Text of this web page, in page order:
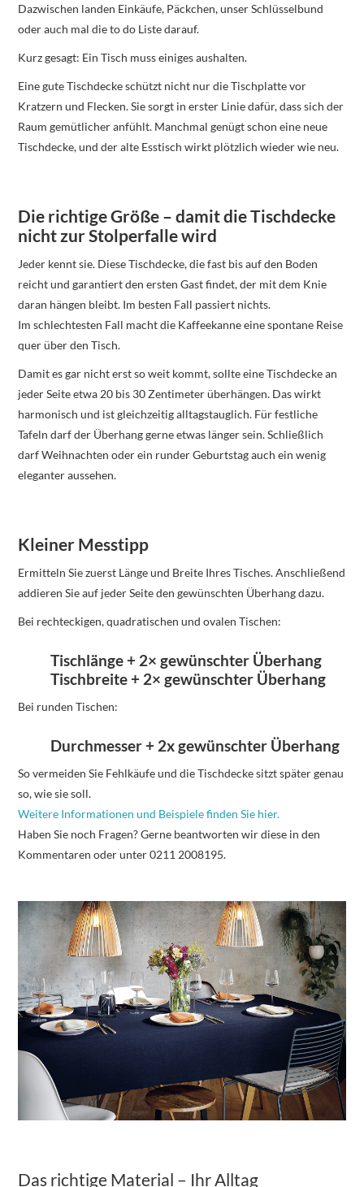
Dazwischen landen Einkäufe, Päckchen, unser Schlüsselbund
oder auch mal die to do Liste darauf.
Kurz gesagt: Ein Tisch muss einiges aushalten.
Eine gute Tischdecke schützt nicht nur die Tischplatte vor
Kratzern und Flecken. Sie sorgt in erster Linie dafür, dass sich der
Raum gemütlicher anfühlt. Manchmal genügt schon eine neue
Tischdecke, und der alte Esstisch wirkt plötzlich wieder wie neu.
Die richtige Größe – damit die Tischdecke
nicht zur Stolperfalle wird
Jeder kennt sie. Diese Tischdecke, die fast bis auf den Boden
reicht und garantiert den ersten Gast findet, der mit dem Knie
daran hängen bleibt. Im besten Fall passiert nichts.
Im schlechtesten Fall macht die Kaffeekanne eine spontane Reise
quer über den Tisch.
Damit es gar nicht erst so weit kommt, sollte eine Tischdecke an
jeder Seite etwa 20 bis 30 Zentimeter überhängen. Das wirkt
harmonisch und ist gleichzeitig alltagstauglich. Für festliche
Tafeln darf der Überhang gerne etwas länger sein. Schließlich
darf Weihnachten oder ein runder Geburtstag auch ein wenig
eleganter aussehen.
Kleiner Messtipp
Ermitteln Sie zuerst Länge und Breite Ihres Tisches. Anschließend
addieren Sie auf jeder Seite den gewünschten Überhang dazu.
Bei rechteckigen, quadratischen und ovalen Tischen:
Tischlänge + 2× gewünschter Überhang
Tischbreite + 2× gewünschter Überhang
Bei runden Tischen:
Durchmesser + 2x gewünschter Überhang
So vermeiden Sie Fehlkäufe und die Tischdecke sitzt später genau
so, wie sie soll.
Weitere Informationen und Beispiele finden Sie hier.
Haben Sie noch Fragen? Gerne beantworten wir diese in den
Kommentaren oder unter 0211 2008195.
Das richtige Material – Ihr Alltag